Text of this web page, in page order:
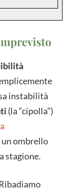
instabilità
(la “cipolla”)
un ombrello
stagione.